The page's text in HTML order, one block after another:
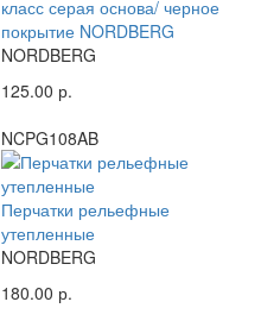
класс серая основа/ черное
покрытие NORDBERG
NORDBERG
125.00 р.
NCPG108AB
Перчатки рельефные
утепленные
NORDBERG
180.00 р.